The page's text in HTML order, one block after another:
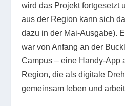
wird das Projekt fortgesetzt
aus der Region kann sich
dazu in der Mai-Ausgabe).
war von Anfang an der
Campus – eine Handy-App
Region, die als digitale
gemeinsam leben und